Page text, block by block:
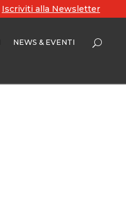
Iscriviti alla Newsletter
NEWS & EVENTI